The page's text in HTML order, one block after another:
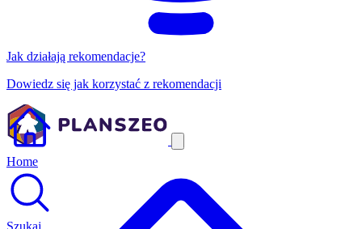
Jak działają rekomendacje?
Dowiedz się jak korzystać z rekomendacji
Home
Szukaj